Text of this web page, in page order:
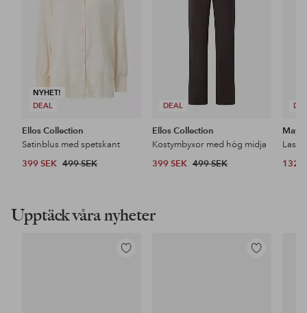
NYHET!
DEAL
Ellos Collection
Satinblus med spetskant
399 SEK 499 SEK
DEAL
Ellos Collection
Kostymbyxor med hög midja
399 SEK 499 SEK 132
Upptäck våra nyheter
Lägg
Lägg